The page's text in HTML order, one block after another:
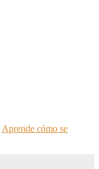
Aprende cómo se